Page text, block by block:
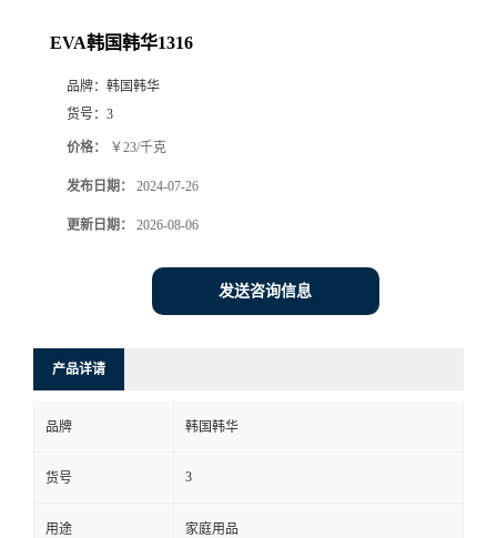
EVA韩国韩华1316
品牌： 韩国韩华
货号： 3
价格： ￥23/千克
发布日期： 2024-07-26
更新日期： 2026-08-06
发送咨询信息
产品详请
品牌 韩国韩华
货号 3
用途 家庭用品